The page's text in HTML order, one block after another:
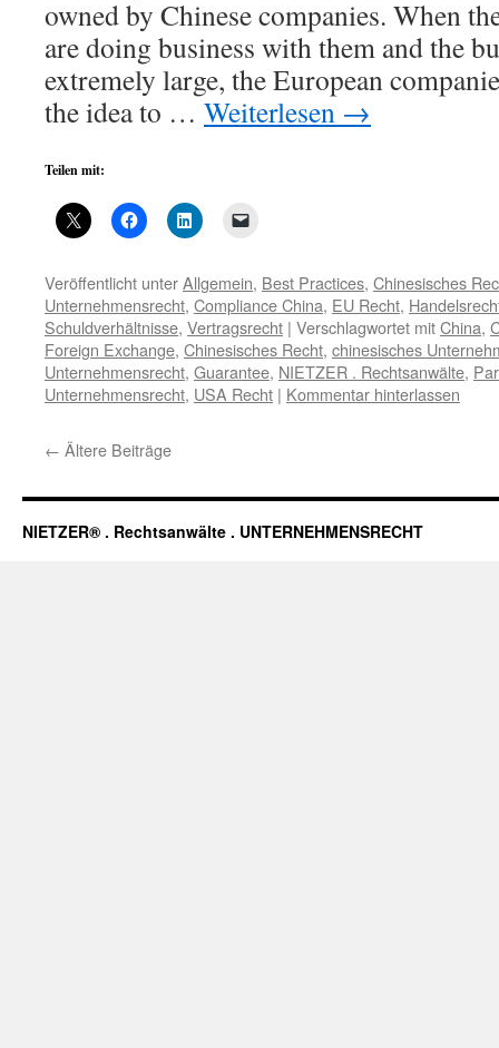
owned by Chinese companies. When
are doing business with them and the
extremely large, the European
the idea to … Weiterlesen →
Teilen mit:
Veröffentlicht unterAllgemein, Best Practices, Chinesisches
Unternehmensrecht, Compliance China, EU Recht,
Schuldverhältnisse, Vertragsrecht | Verschlagwortet mitChina,
Foreign Exchange, Chinesisches Recht, chinesisches
Unternehmensrecht, Guarantee, NIETZER . Rechtsanwälte,
Unternehmensrecht, USA Recht | Kommentar hinterlassen
← Ältere Beiträge
NIETZER® . Rechtsanwälte . UNTERNEHMENSRECHT